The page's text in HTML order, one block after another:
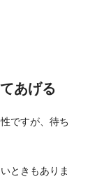
あげる
ですが、待ち
ときもありま